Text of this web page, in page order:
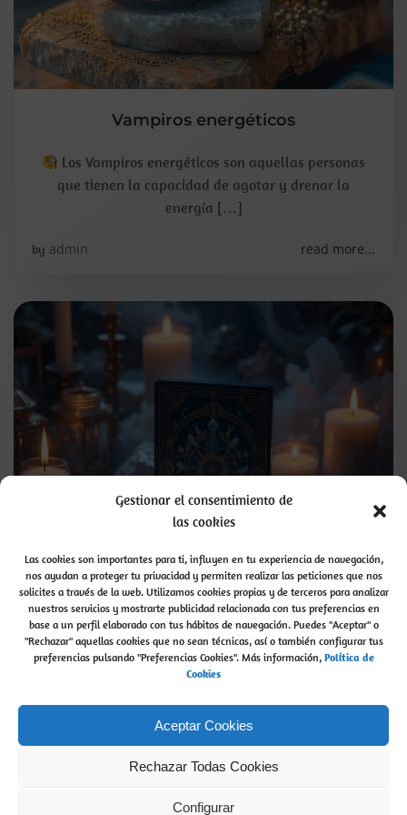
Gestionar el consentimiento de
las cookies
Las cookies son importantes para ti, influyen en tu experiencia de navegación,
nos ayudan a proteger tu privacidad y permiten realizar las peticiones que nos
solicites a través de la web. Utilizamos cookies propias y de terceros para analizar
nuestros servicios y mostrarte publicidad relacionada con tus preferencias en
base a un perfil elaborado con tus hábitos de navegación. Puedes "Aceptar" o
"Rechazar" aquellas cookies que no sean técnicas, así o también configurar tus
preferencias pulsando "Preferencias Cookies". Más información, Política de
Cookies
Aceptar Cookies
Rechazar Todas Cookies
Configurar
Vampiros energéticos
Los Vampiros energéticos son aquellas personas
que tienen la capacidad de agotar y drenar la
energía […]
by admin read more...
¿Cómo preguntar al Tarot?
¿Cómo preguntar al Tarot?
Lo mejor de las Cartas
del Tarot
es que puedes preguntar […]
admin read more...
Buscar